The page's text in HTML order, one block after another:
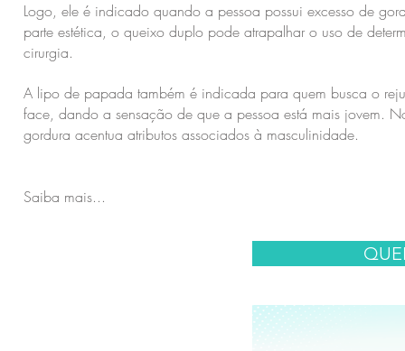
Logo, ele é indicado quando a pessoa possui excesso de
parte estética, o queixo duplo pode atrapalhar o uso de
cirurgia.
A lipo de papada também é indicada para quem busca o
face, dando a sensação de que a pessoa está mais jovem.
gordura acentua atributos associados à masculinidade.
Saiba mais...